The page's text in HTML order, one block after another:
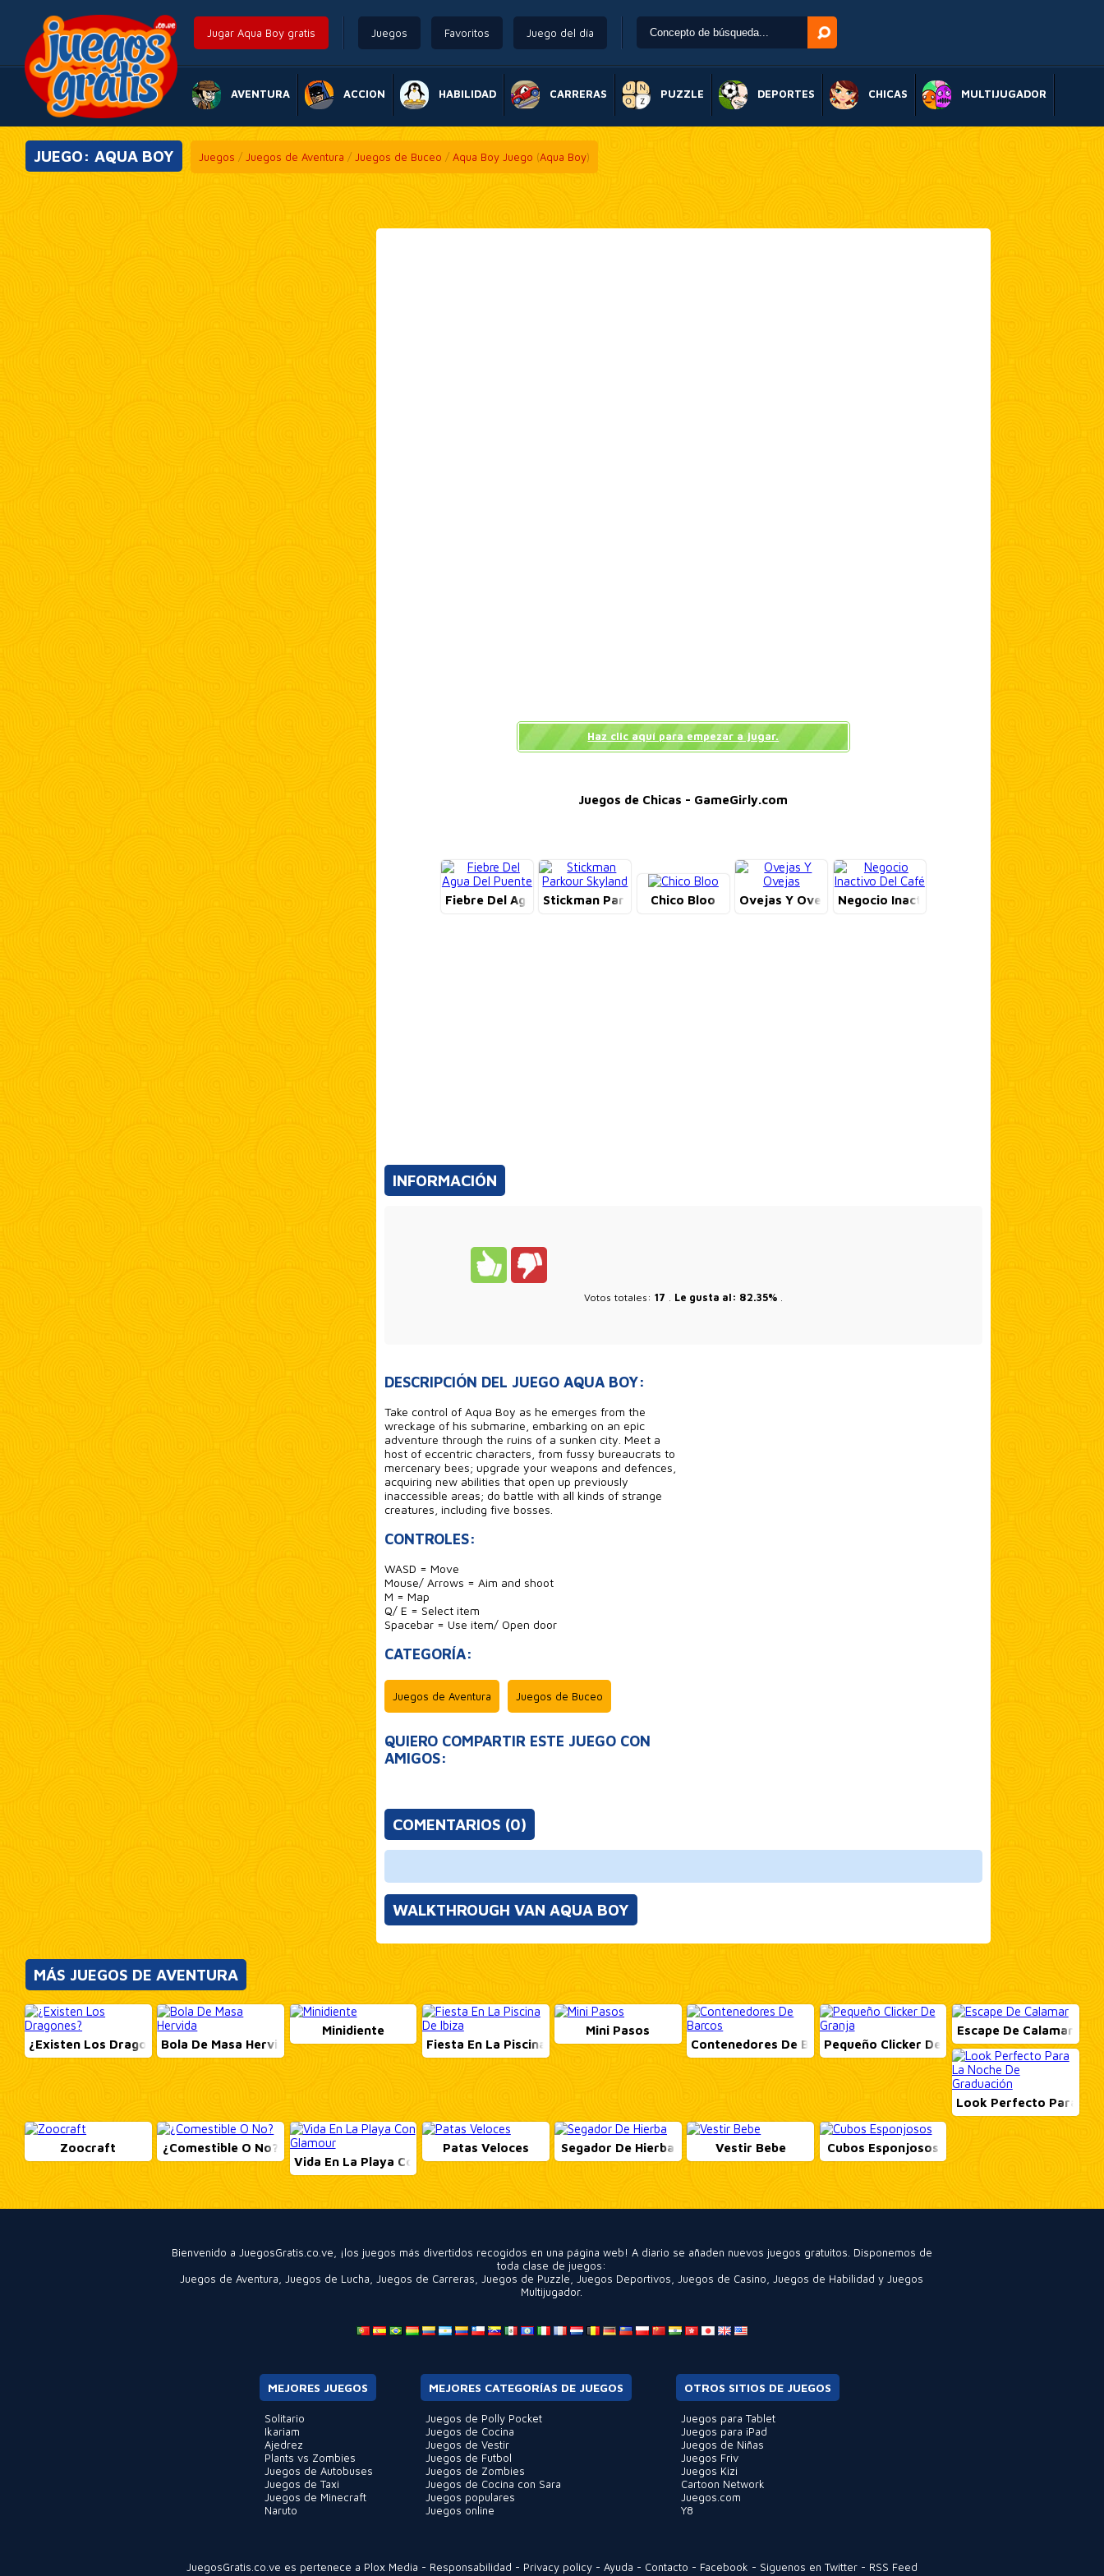
Jugar Aqua Boy gratis Juegos Favoritos Juego del día
AVENTURA ACCION HABILIDAD CARRERAS PUZZLE DEPORTES CHICAS MULTIJUGADOR
JUEGO: AQUA BOY Juegos / Juegos de Aventura / Juegos de Buceo / Aqua Boy Juego (Aqua Boy)
Haz clic aquí para empezar a jugar.
Juegos de Chicas - GameGirly.com
Fiebre Del Agua Del PuenteStickman Parkour Skyland
Chico Bloo Ovejas Y OvejasNegocio Inactivo Del Café
INFORMACIÓN
Votos totales: 17 Le gusta al: 82.35%.
DESCRIPCIÓN DEL JUEGO AQUA BOY:
Take control of Aqua Boy as he emerges from the
wreckage of his submarine, embarking on an epic
adventure through the ruins of a sunken city. Meet a
host of eccentric characters, from fussy bureaucrats to
mercenary bees; upgrade your weapons and defences,
acquiring new abilities that open up previously
inaccessible areas; do battle with all kinds of strange
creatures, including five bosses.
CONTROLES:
WASD = Move
Mouse/ Arrows = Aim and shoot
M = Map
Q/ E = Select item
Spacebar = Use item/ Open door
CATEGORÍA:
Juegos de Aventura Juegos de Buceo
QUIERO COMPARTIR ESTE JUEGO CON
AMIGOS:
COMENTARIOS (0)
WALKTHROUGH VAN AQUA BOY
MÁS JUEGOS DE AVENTURA
¿Existen Los Dragones?Bola De Masa Hervida
Minidiente
Fiesta En La Piscina De Ibiza
Mini Pasos
Contenedores De BarcosPequeño Clicker De Granja
Escape De Calamar
Look Perfecto Para La
Zoocraft
¿Comestible O No?
Vida En La Playa Con Glamour
Patas Veloces Segador De Hierba Vestir Bebe Cubos Esponjosos
Bienvenido a JuegosGratis.co.ve, ¡los juegos más divertidos recogidos en una página web! A diario se añaden nuevos juegos gratuitos. Disponemos de
toda clase de juegos:
Juegos de Aventura ,Juegos de Lucha ,Juegos de Carreras ,Juegos de Puzzle ,Juegos Deportivos ,Juegos de Casino ,Juegos de Habilidad yJuegos
Multijugador.
MEJORES JUEGOS
Solitario
Ikariam
Ajedrez
Plants vs Zombies
Juegos de Autobuses
Juegos de Taxi
Juegos de Minecraft
Naruto
MEJORES CATEGORÍAS DE JUEGOS
Juegos de Polly Pocket
Juegos de Cocina
Juegos de Vestir
Juegos de Futbol
Juegos de Zombies
Juegos de Cocina con Sara
Juegos populares
Juegos online
OTROS SITIOS DE JUEGOS
Juegos para Tablet
Juegos para iPad
Juegos de Niñas
Juegos Friv
Juegos Kizi
Cartoon Network
Juegos.com
Y8
JuegosGratis.co.ve es pertenece a Plox Media - Responsabilidad - Privacy policy- Ayuda - Contacto - Facebook - Siguenos en Twitter- RSS Feed